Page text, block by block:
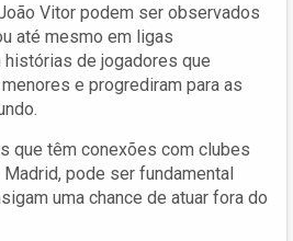
Vitor podem ser observados
até mesmo em ligas
de jogadores que
e progrediram para as
que têm conexões com clubes
pode ser fundamental
uma chance de atuar fora do